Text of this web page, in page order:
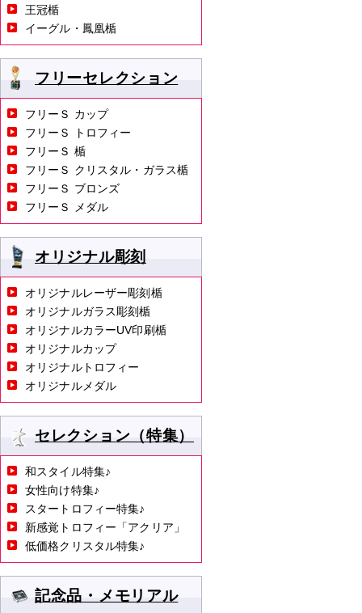
王冠楯
イーグル・鳳凰楯
フリーセレクション
フリーＳ カップ
フリーＳ トロフィー
フリーＳ 楯
フリーＳ クリスタル・ガラス楯
フリーＳ ブロンズ
フリーＳ メダル
オリジナル彫刻
オリジナルレーザー彫刻楯
オリジナルガラス彫刻楯
オリジナルカラーUV印刷楯
オリジナルカップ
オリジナルトロフィー
オリジナルメダル
セレクション（特集）
和スタイル特集♪
女性向け特集♪
スタートロフィー特集♪
新感覚トロフィー「アクリア」
低価格クリスタル特集♪
記念品・メモリアル